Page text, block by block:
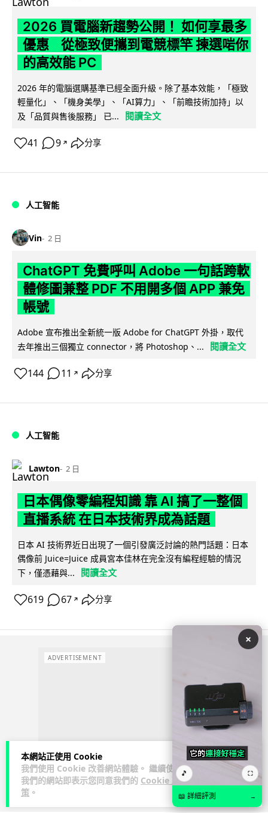
本網站正使用 Cookie
我們使用 Cookie 改善網站體驗。 繼續使用
我們的網站即表示您同意我們的 Cookie 政
策 。
2026 買電腦新趨勢公開！ 如何享最多
優惠 從極致便攜到電競標竿 揀選啱你
的高效能 PC
2026 年的電腦選購基準已經全面升級。除了基本效能，「極致
輕量化」、「機身美學」、「AI算力」、「前瞻技術加持」以
及「品質與售後服務」 已...
閱讀全文
41 9 ↗ 分享
人工智能
Vin 2 日
ChatGPT 免費呼叫 Adobe 一句話跨軟
體修圖兼整 PDF 不用開多個 APP 兼免
帳號
Adobe 宣布推出全新統一版 Adobe for ChatGPT 外掛，取代
去年推出三個獨立 connector，將 Photoshop、...
閱讀全文
144 11 ↗ 分享
人工智能
Lawton 2 日
日本偶像零編程知識 靠 AI 搞了一整個
直播系統 在日本技術界成為話題
日本 AI 技術界近日出現了一個引發廣泛討論的熱門話題：日本
偶像前 Juice=Juice 成員宮本佳林在完全沒有編程經驗的情況
下，僅憑藉與...
閱讀全文
619 67 ↗ 分享
ADVERTISEMENT
×
🎵 ⛶
📖 詳細評測 →